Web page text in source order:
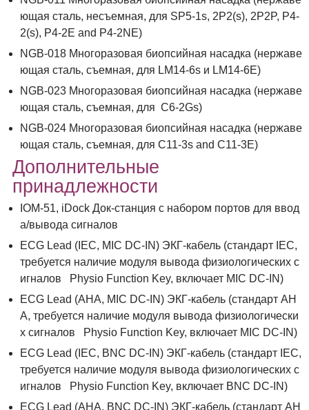
ющая сталь, несъемная, для SP5-1s, 2P2(s), 2P2P, P4-
2(s), P4-2E and P4-2NE)
NGB-018 Многоразовая биопсийная насадка (нержаве
ющая сталь, съемная, для LM14-6s и LM14-6E)
NGB-023 Многоразовая биопсийная насадка (нержаве
ющая сталь, съемная, для C6-2Gs)
NGB-024 Многоразовая биопсийная насадка (нержаве
ющая сталь, съемная, для C11-3s and C11-3E)
Дополнительные
принадлежности
IOM-51, iDock Док-станция с набором портов для ввод
а/вывода сигналов
ECG Lead (IEC, MIC DC-IN) ЭКГ-кабель (стандарт IEC,
требуется наличие модуля вывода физиологических с
игналов Physio Function Key, включает MIC DC-IN)
ECG Lead (AHA, MIC DC-IN) ЭКГ-кабель (стандарт AH
A, требуется наличие модуля вывода физиологически
х сигналов Physio Function Key, включает MIC DC-IN)
ECG Lead (IEC, BNC DC-IN) ЭКГ-кабель (стандарт IEC,
требуется наличие модуля вывода физиологических с
игналов Physio Function Key, включает BNC DC-IN)
ECG Lead (AHA, BNC DC-IN) ЭКГ-кабель (стандарт AH